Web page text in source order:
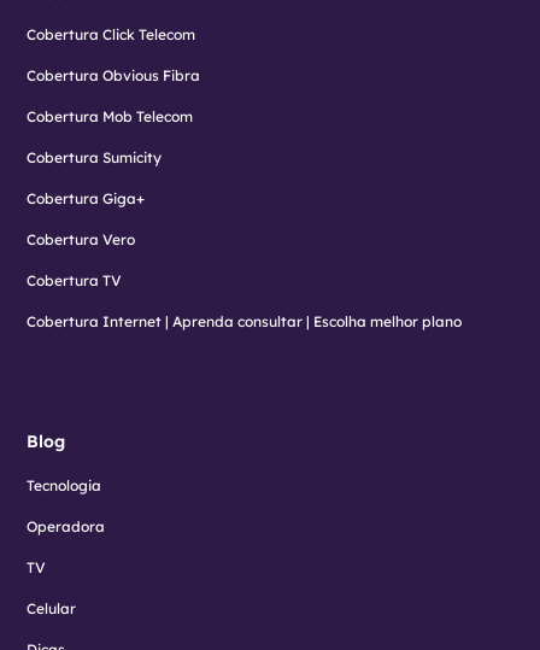
Cobertura Click Telecom
Cobertura Obvious Fibra
Cobertura Mob Telecom
Cobertura Sumicity
Cobertura Giga+
Cobertura Vero
Cobertura TV
Cobertura Internet | Aprenda consultar | Escolha melhor plano
Blog
Tecnologia
Operadora
TV
Celular